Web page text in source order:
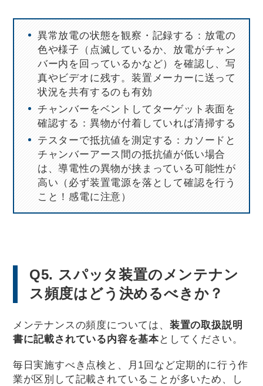
異常放電の状態を観察・記録する：放電の
色や様子（点滅しているか、放電がチャン
バー内を回っているかなど）を確認し、写
真やビデオに残す。装置メーカーに送って
状況を共有するのも有効
チャンバーをベントしてターゲット表面を
確認する：異物が付着していれば清掃する
テスターで抵抗値を測定する：カソードと
チャンバーアース間の抵抗値が低い場合
は、導電性の異物が挟まっている可能性が
高い（必ず装置電源を落として確認を行う
こと！感電に注意）
Q5. スパッタ装置のメンテナン
ス頻度はどう決めるべきか？
メンテナンスの頻度については、 装置の取扱説明
書に記載されている内容を基本としてください。
毎日実施すべき点検と、月1回など定期的に行う作
業が区別して記載されていることが多いため、し